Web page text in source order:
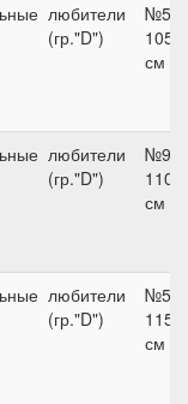
любители
(гр."D")
№5,
105
см
любители
(гр."D")
№9,
110
см
любители
(гр."D")
№5,
115
см